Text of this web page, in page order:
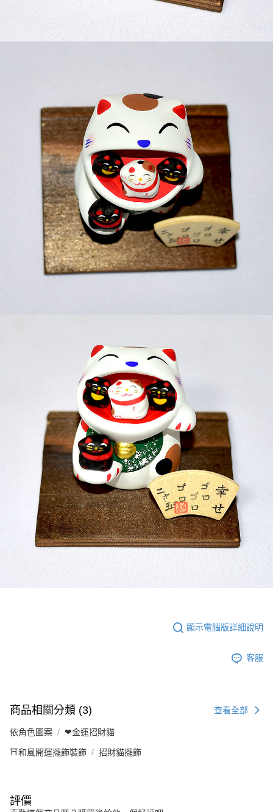
顯示電腦版詳細說明
客服
商品相關分類 (3) 查看全部
依角色圖案 ❤金運招財貓
⛩️和風開運擺飾裝飾 招財貓擺飾
評價